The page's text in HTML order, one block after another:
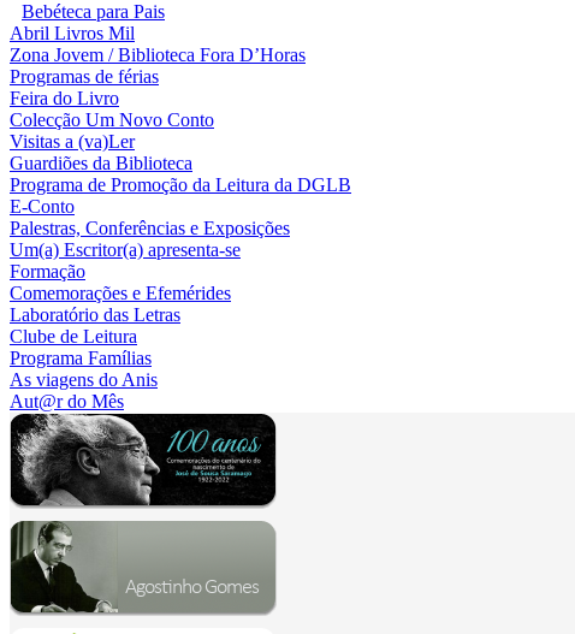
Bebéteca para Pais
Abril Livros Mil
Zona Jovem / Biblioteca Fora D’Horas
Programas de férias
Feira do Livro
Colecção Um Novo Conto
Visitas a (va)Ler
Guardiões da Biblioteca
Programa de Promoção da Leitura da DGLB
E-Conto
Palestras, Conferências e Exposições
Um(a) Escritor(a) apresenta-se
Formação
Comemorações e Efemérides
Laboratório das Letras
Clube de Leitura
Programa Famílias
As viagens do Anis
Aut@r do Mês